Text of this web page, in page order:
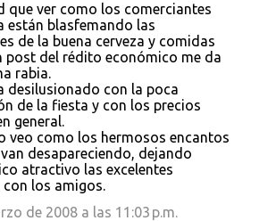
que ver como los comerciantes
están blasfemando las
de la buena cerveza y comidas
post del rédito económico me da
rabia.
desilusionado con la poca
de la fiesta y con los precios
general.
veo como los hermosos encantos
desapareciendo, dejando
atractivo las excelentes
con los amigos.
de 2008 a las 11:03 p.m.